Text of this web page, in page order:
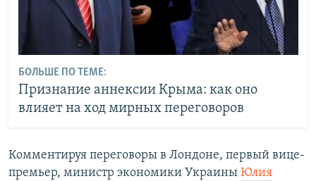
БОЛЬШЕ ПО ТЕМЕ:
Признание аннексии Крыма: как оно
влияет на ход мирных переговоров
Комментируя переговоры в Лондоне, первый вице-
премьер, министр экономики Украины Юлия